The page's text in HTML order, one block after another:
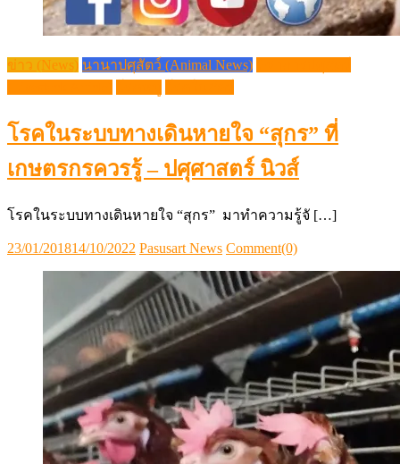
ข่าว (News) นานาปศุสัตว์ (Animal News)
โรคในระบบทางเดินหายใจ “สุกร” ที่
เกษตรกรควรรู้ – ปศุศาสตร์ นิวส์
โรคในระบบทางเดินหายใจ “สุกร” มาทำความรู้จั […]
Posted
23/01/201814/10/2022 Author
Pasusart News Comment(0)